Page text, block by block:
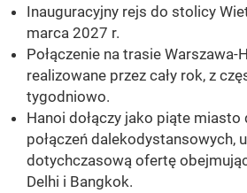
Inauguracyjny rejs do stolicy
marca 2027 r.
Połączenie na trasie Warszawa-
realizowane przez cały rok, z
tygodniowo.
Hanoi dołączy jako piąte
połączeń dalekodystansowych,
dotychczasową ofertę
Delhi i Bangkok.